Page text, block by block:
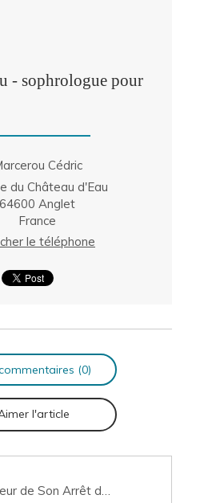
- sophrologue pour
Cédric
du Château d'Eau
64600 Anglet
France
le téléphone
(0)
l'article